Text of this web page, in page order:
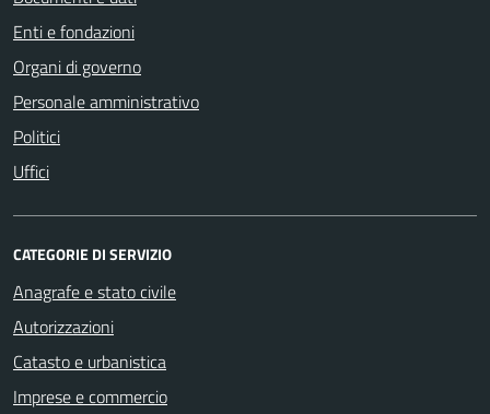
Enti e fondazioni
Organi di governo
Personale amministrativo
Politici
Uffici
CATEGORIE DI SERVIZIO
Anagrafe e stato civile
Autorizzazioni
Catasto e urbanistica
Imprese e commercio